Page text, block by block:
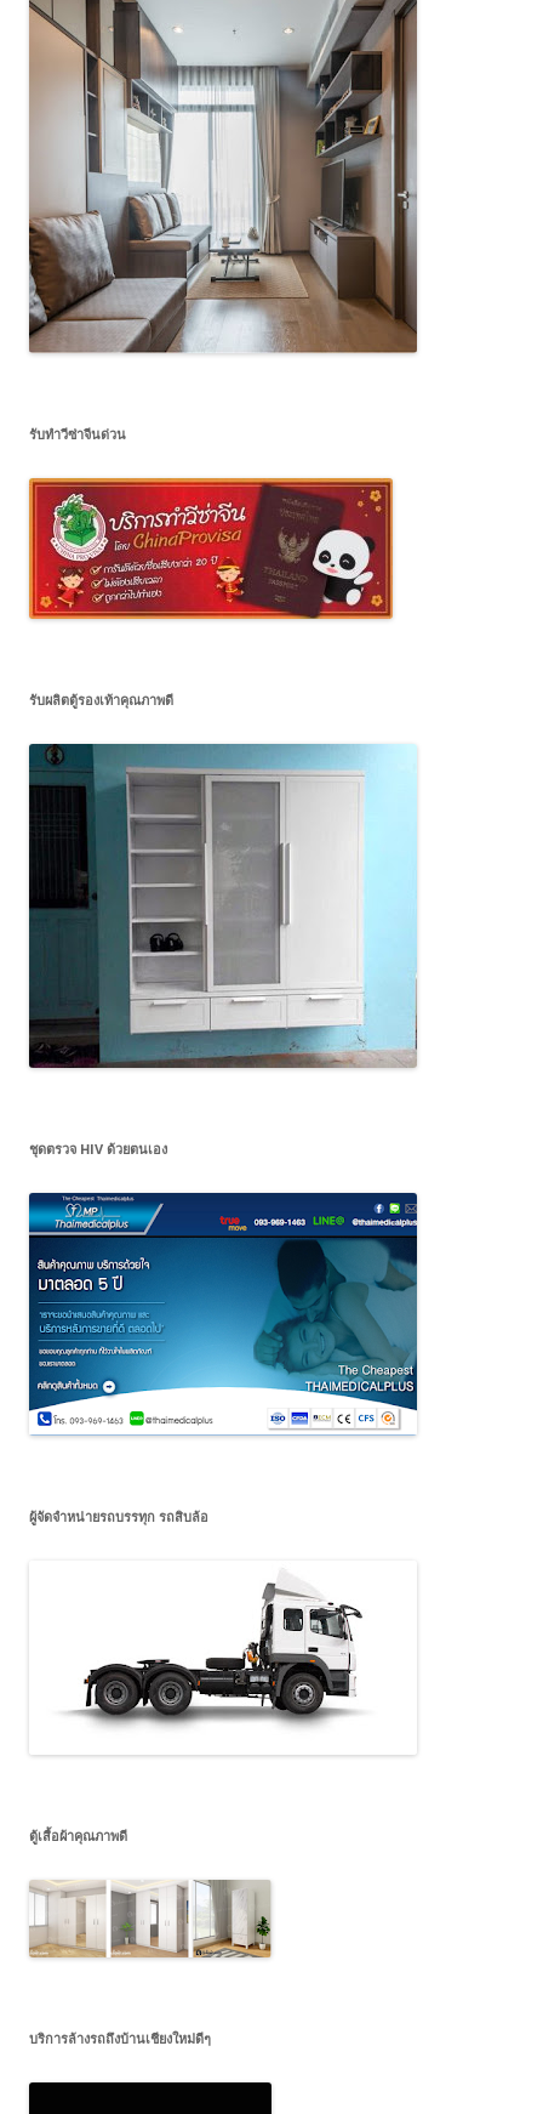
รับทำวีซ่าจีนด่วน
รับผลิตตู้รองเท้าคุณภาพดี
ชุดตรวจ HIV ด้วยตนเอง
ผู้จัดจำหน่ายรถบรรทุก รถสิบล้อ
ตู้เสื้อผ้าคุณภาพดี
บริการล้างรถถึงบ้านเชียงใหม่ดีๆ